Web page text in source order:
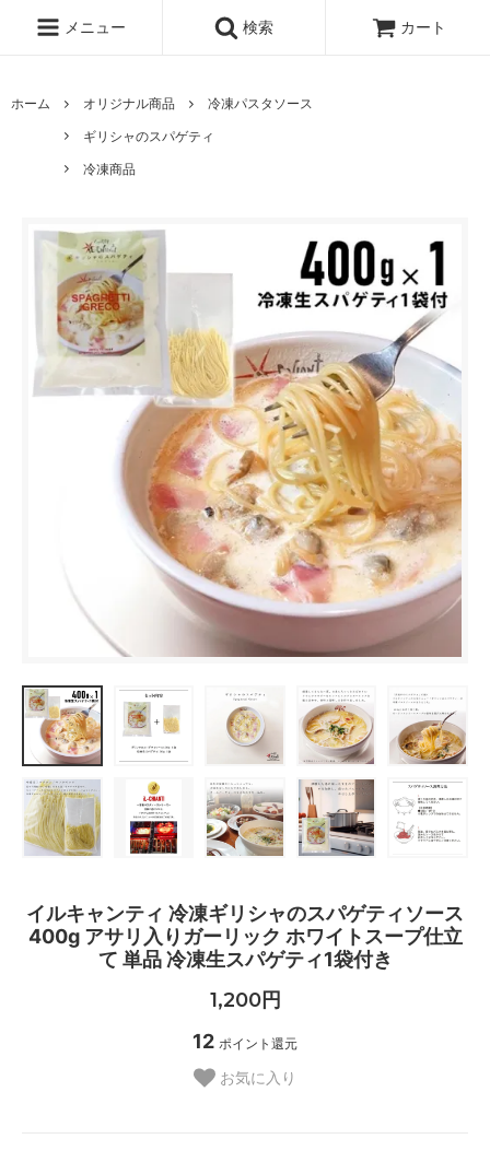
メニュー 検索 カート
ホーム オリジナル商品
冷凍パスタソース
ギリシャのスパゲティ
冷凍商品
イルキャンティ 冷凍ギリシャのスパゲティソース
400g アサリ入りガーリック ホワイトスープ仕立
て 単品 冷凍生スパゲティ1袋付き
1,200円
12 ポイント還元
お気に入り